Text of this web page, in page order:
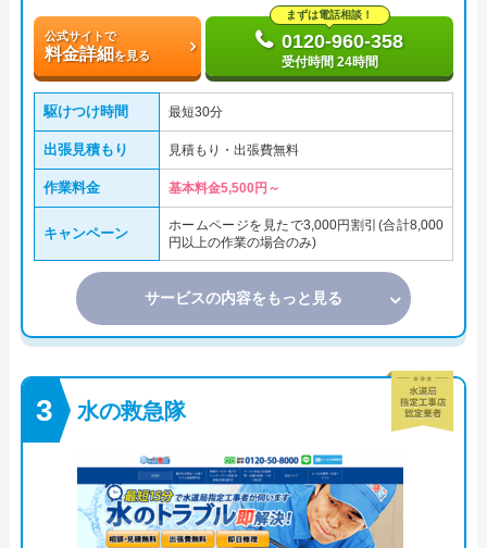
公式サイトで
料金詳細を見る
まずは電話相談！
0120-960-358
受付時間 24時間
駆けつけ時間 最短30分
出張見積もり 見積もり・出張費無料
作業料金 基本料金5,500円～
キャンペーン
ホームページを見たで3,000円割引(合計8,000
円以上の作業の場合のみ)
サービスの内容をもっと見る
水の救急隊